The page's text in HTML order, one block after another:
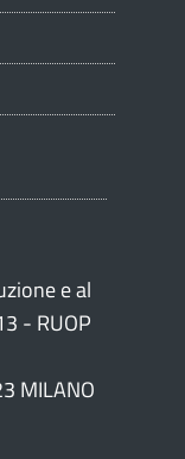
e al
- RUOP
MILANO